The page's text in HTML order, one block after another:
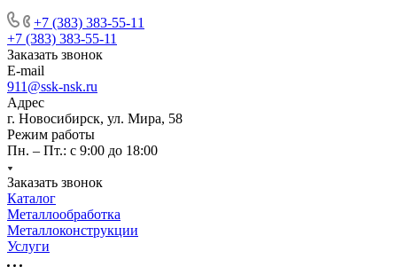
+7 (383) 383-55-11
+7 (383) 383-55-11
Заказать звонок
E-mail
911@ssk-nsk.ru
Адрес
г. Новосибирск, ул. Мира, 58
Режим работы
Пн. – Пт.: с 9:00 до 18:00
Заказать звонок
Каталог
Металлообработка
Металлоконструкции
Услуги